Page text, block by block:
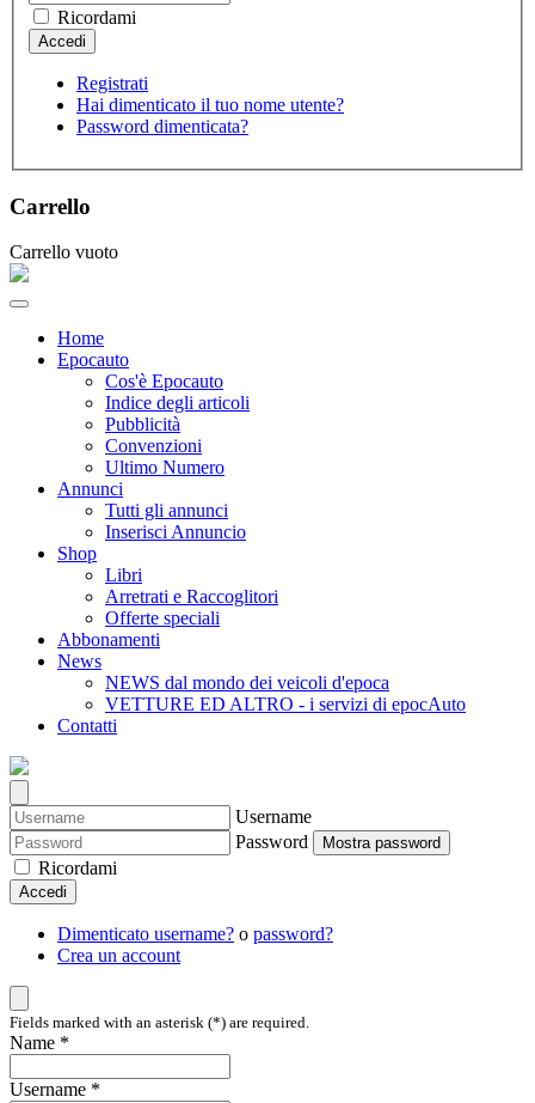
Ricordami
Registrati
Hai dimenticato il tuo nome utente?
Password dimenticata?
Carrello
Carrello vuoto
Home
Epocauto
Cos'è Epocauto
Indice degli articoli
Pubblicità
Convenzioni
Ultimo Numero
Annunci
Tutti gli annunci
Inserisci Annuncio
Shop
Libri
Arretrati e Raccoglitori
Offerte speciali
Abbonamenti
News
NEWS dal mondo dei veicoli d'epoca
VETTURE ED ALTRO - i servizi di epocAuto
Contatti
Username
Password
Mostra password
Ricordami
Accedi
Dimenticato username? o password?
Crea un account
Fields marked with an asterisk (*) are required.
Name *
Username *